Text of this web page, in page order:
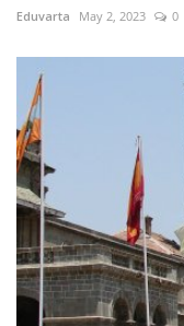
Eduvarta May 2, 2023 0